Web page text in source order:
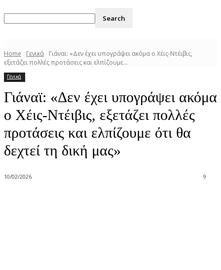
Home Γενικά
Γιάναϊ: «Δεν έχει υπογράψει ακόμα ο Χέις-Ντέιβις,
εξετάζει πολλές προτάσεις και ελπίζουμε...
Γενικά
Γιάναϊ: «Δεν έχει υπογράψει ακόμα
ο Χέις-Ντέιβις, εξετάζει πολλές
προτάσεις και ελπίζουμε ότι θα
δεχτεί τη δική μας»
10/02/2026 9